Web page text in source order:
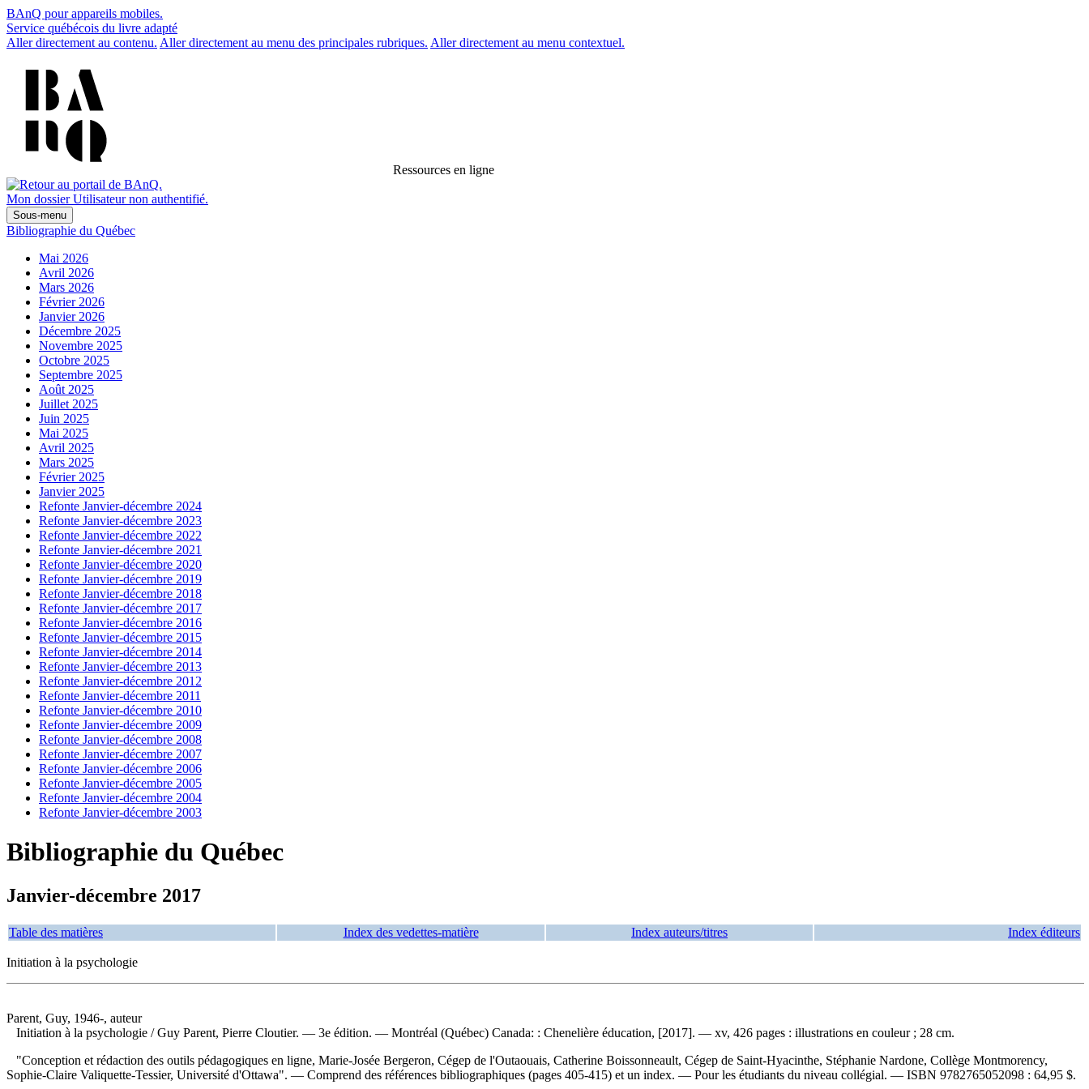
BAnQ pour appareils mobiles.
Service québécois du livre adapté
Aller directement au contenu. Aller directement au menu des principales rubriques. Aller directement au menu contextuel.
Ressources en ligne
Mon dossier Utilisateur non authentifié.
Sous-menu
Bibliographie du Québec
Mai 2026
Avril 2026
Mars 2026
Février 2026
Janvier 2026
Décembre 2025
Novembre 2025
Octobre 2025
Septembre 2025
Août 2025
Juillet 2025
Juin 2025
Mai 2025
Avril 2025
Mars 2025
Février 2025
Janvier 2025
Refonte Janvier-décembre 2024
Refonte Janvier-décembre 2023
Refonte Janvier-décembre 2022
Refonte Janvier-décembre 2021
Refonte Janvier-décembre 2020
Refonte Janvier-décembre 2019
Refonte Janvier-décembre 2018
Refonte Janvier-décembre 2017
Refonte Janvier-décembre 2016
Refonte Janvier-décembre 2015
Refonte Janvier-décembre 2014
Refonte Janvier-décembre 2013
Refonte Janvier-décembre 2012
Refonte Janvier-décembre 2011
Refonte Janvier-décembre 2010
Refonte Janvier-décembre 2009
Refonte Janvier-décembre 2008
Refonte Janvier-décembre 2007
Refonte Janvier-décembre 2006
Refonte Janvier-décembre 2005
Refonte Janvier-décembre 2004
Refonte Janvier-décembre 2003
Bibliographie du Québec
Janvier-décembre 2017
Table des matières Index des vedettes-matière Index auteurs/titres Index éditeurs
Initiation à la psychologie
Parent, Guy, 1946-, auteur
Initiation à la psychologie / Guy Parent, Pierre Cloutier. — 3e édition. — Montréal (Québec) Canada: : Chenelière éducation, [2017]. — xv, 426 pages : illustrations en couleur ; 28 cm.
"Conception et rédaction des outils pédagogiques en ligne, Marie-Josée Bergeron, Cégep de l'Outaouais, Catherine Boissonneault, Cégep de Saint-Hyacinthe, Stéphanie Nardone, Collège Montmorency,
Sophie-Claire Valiquette-Tessier, Université d'Ottawa". — Comprend des références bibliographiques (pages 405-415) et un index. — Pour les étudiants du niveau collégial. — ISBN 9782765052098 : 64,95 $.